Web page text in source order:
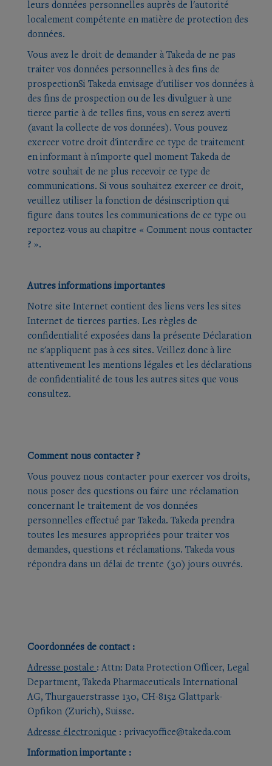
leurs données personnelles auprès de l'autorité
localement compétente en matière de protection des
données.
Vous avez le droit de demander à Takeda de ne pas
traiter vos données personnelles à des fins de
prospectionSi Takeda envisage d'utiliser vos données à
des fins de prospection ou de les divulguer à une
tierce partie à de telles fins, vous en serez averti
(avant la collecte de vos données). Vous pouvez
exercer votre droit d'interdire ce type de traitement
en informant à n'importe quel moment Takeda de
votre souhait de ne plus recevoir ce type de
communications. Si vous souhaitez exercer ce droit,
veuillez utiliser la fonction de désinscription qui
figure dans toutes les communications de ce type ou
reportez-vous au chapitre « Comment nous contacter
? ».
Autres informations importantes
Notre site Internet contient des liens vers les sites
Internet de tierces parties. Les règles de
confidentialité exposées dans la présente Déclaration
ne s'appliquent pas à ces sites. Veillez donc à lire
attentivement les mentions légales et les déclarations
de confidentialité de tous les autres sites que vous
consultez.
Comment nous contacter ?
Vous pouvez nous contacter pour exercer vos droits,
nous poser des questions ou faire une réclamation
concernant le traitement de vos données
personnelles effectué par Takeda. Takeda prendra
toutes les mesures appropriées pour traiter vos
demandes, questions et réclamations. Takeda vous
répondra dans un délai de trente (30) jours ouvrés.
Coordonnées de contact :
Adresse postale : Attn: Data Protection Officer, Legal
Department, Takeda Pharmaceuticals International
AG, Thurgauerstrasse 130, CH-8152 Glattpark-
Opfikon (Zurich), Suisse.
Adresse électronique : privacyoffice@takeda.com
Information importante :